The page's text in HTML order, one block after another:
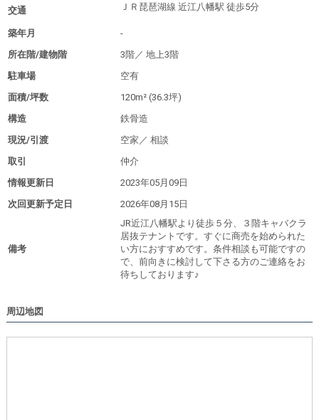
交通 ＪＲ琵琶湖線 近江八幡駅 徒歩5分
築年月
-
所在階/建物階
3階／ 地上3階
駐車場
空有
面積/坪数
120m² (36.3坪)
構造
鉄骨造
現況/引渡
空家／ 相談
取引
仲介
情報更新日
2023年05月09日
次回更新予定日
2026年08月15日
備考
JR近江八幡駅より徒歩５分、３階キャバクラ
居抜テナントです。すぐに商売を始められた
い方におすすめです。条件相談も可能ですの
で、前向きに検討して下さる方のご連絡をお
待ちしております♪
周辺地図